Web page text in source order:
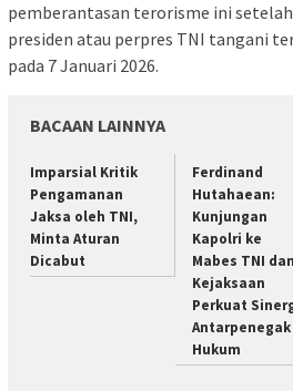
pemberantasan terorisme ini
presiden atau perpres TNI tangani
pada 7 Januari 2026.
BACAAN LAINNYA
Imparsial Kritik
Pengamanan
Jaksa oleh TNI,
Minta Aturan
Dicabut
Ferdinand
Hutahaean:
Kunjungan
Kapolri ke
Mabes TNI dan
Kejaksaan
Perkuat
Antarpenegak
Hukum